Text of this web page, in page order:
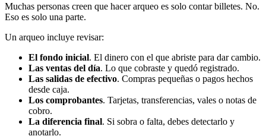
Muchas personas creen que hacer arqueo es solo contar billetes. No.
Eso es solo una parte.
Un arqueo incluye revisar:
El fondo inicial. El dinero con el que abriste para dar cambio.
Las ventas del día. Lo que cobraste y quedó registrado.
Las salidas de efectivo. Compras pequeñas o pagos hechos
desde caja.
Los comprobantes. Tarjetas, transferencias, vales o notas de
cobro.
La diferencia final. Si sobra o falta, debes detectarlo y
anotarlo.